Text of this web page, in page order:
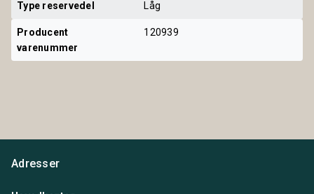
Type reservedel Låg
Producent
varenummer
120939
Adresser